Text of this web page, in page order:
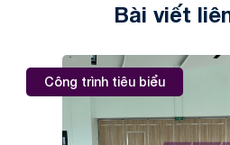
Bài viết
Công trình tiêu biểu